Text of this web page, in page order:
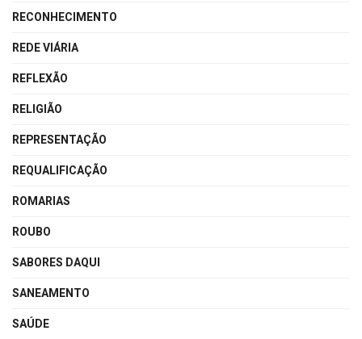
RECONHECIMENTO
REDE VIÁRIA
REFLEXÃO
RELIGIÃO
REPRESENTAÇÃO
REQUALIFICAÇÃO
ROMARIAS
ROUBO
SABORES DAQUI
SANEAMENTO
SAÚDE